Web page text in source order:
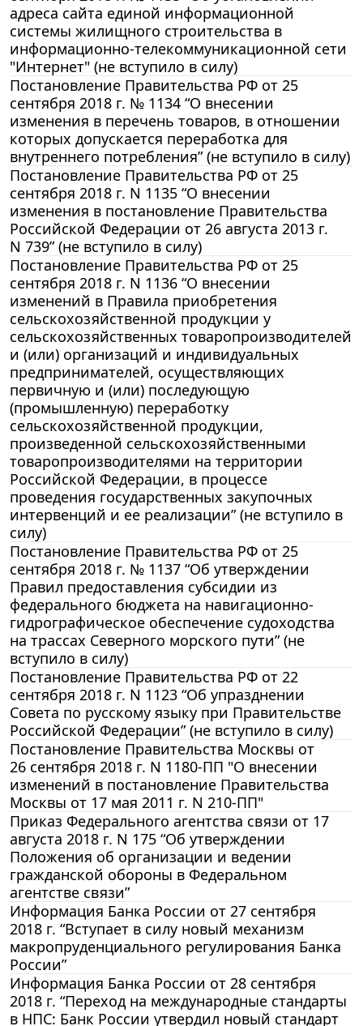
адреса сайта единой информационной
системы жилищного строительства в
информационно-телекоммуникационной сети
"Интернет" (не вступило в силу)
Постановление Правительства РФ от 25
сентября 2018 г. № 1134 “О внесении
изменения в перечень товаров, в отношении
которых допускается переработка для
внутреннего потребления” (не вступило в силу)
Постановление Правительства РФ от 25
сентября 2018 г. N 1135 “О внесении
изменения в постановление Правительства
Российской Федерации от 26 августа 2013 г.
N 739” (не вступило в силу)
Постановление Правительства РФ от 25
сентября 2018 г. N 1136 “О внесении
изменений в Правила приобретения
сельскохозяйственной продукции у
сельскохозяйственных товаропроизводителей
и (или) организаций и индивидуальных
предпринимателей, осуществляющих
первичную и (или) последующую
(промышленную) переработку
сельскохозяйственной продукции,
произведенной сельскохозяйственными
товаропроизводителями на территории
Российской Федерации, в процессе
проведения государственных закупочных
интервенций и ее реализации” (не вступило в
силу)
Постановление Правительства РФ от 25
сентября 2018 г. № 1137 “Об утверждении
Правил предоставления субсидии из
федерального бюджета на навигационно-
гидрографическое обеспечение судоходства
на трассах Северного морского пути” (не
вступило в силу)
Постановление Правительства РФ от 22
сентября 2018 г. N 1123 “Об упразднении
Совета по русскому языку при Правительстве
Российской Федерации” (не вступило в силу)
Постановление Правительства Москвы от
26 сентября 2018 г. N 1180-ПП "О внесении
изменений в постановление Правительства
Москвы от 17 мая 2011 г. N 210-ПП"
Приказ Федерального агентства связи от 17
августа 2018 г. N 175 “Об утверждении
Положения об организации и ведении
гражданской обороны в Федеральном
агентстве связи”
Информация Банка России от 27 сентября
2018 г. “Вступает в силу новый механизм
макропруденциального регулирования Банка
России”
Информация Банка России от 28 сентября
2018 г. “Переход на международные стандарты
в НПС: Банк России утвердил новый стандарт